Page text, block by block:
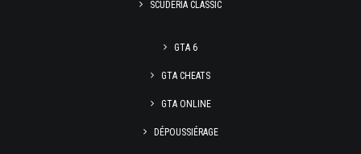
SCUDERIA CLASSIC
GTA 6
GTA CHEATS
GTA ONLINE
DÉPOUSSIÉRAGE